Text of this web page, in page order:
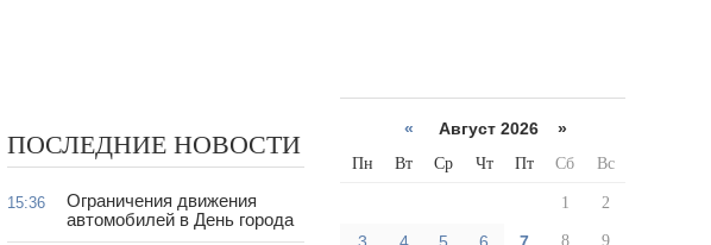
ПОСЛЕДНИЕ НОВОСТИ
15:36
Ограничения движения
автомобилей в День города
« Август 2026 »
Пн Вт Ср Чт Пт Сб Вс
1 2
8 9